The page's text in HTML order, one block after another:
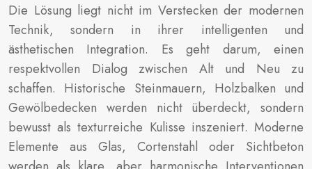
Die Lösung liegt nicht im Verstecken der modernen
Technik, sondern in ihrer intelligenten und
ästhetischen Integration. Es geht darum, einen
respektvollen Dialog zwischen Alt und Neu zu
schaffen. Historische Steinmauern, Holzbalken und
Gewölbedecken werden nicht überdeckt, sondern
bewusst als texturreiche Kulisse inszeniert. Moderne
Elemente aus Glas, Cortenstahl oder Sichtbeton